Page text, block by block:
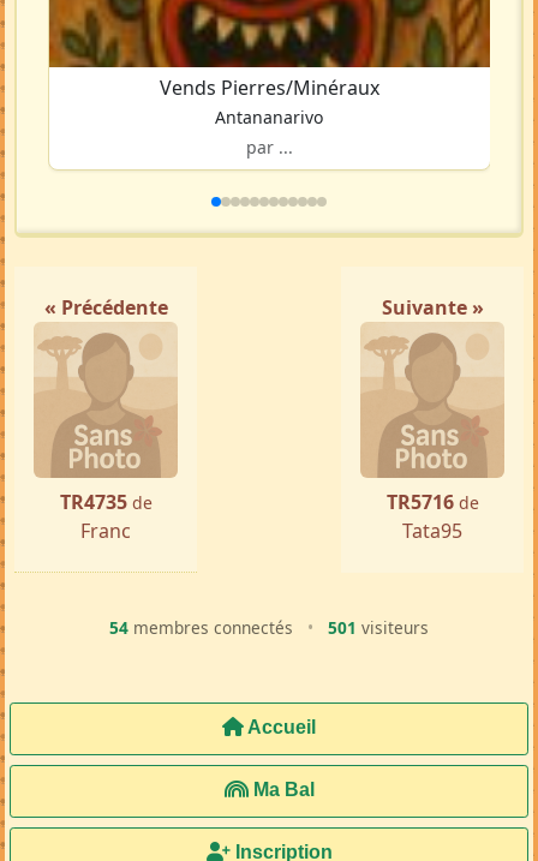
Vends Pierres/Minéraux
Antananarivo
par ...
« Précédente
TR4735 de
Franc
Suivante »
TR5716 de
Tata95
54 membres connectés • 501 visiteurs
Accueil
Ma Bal
Inscription